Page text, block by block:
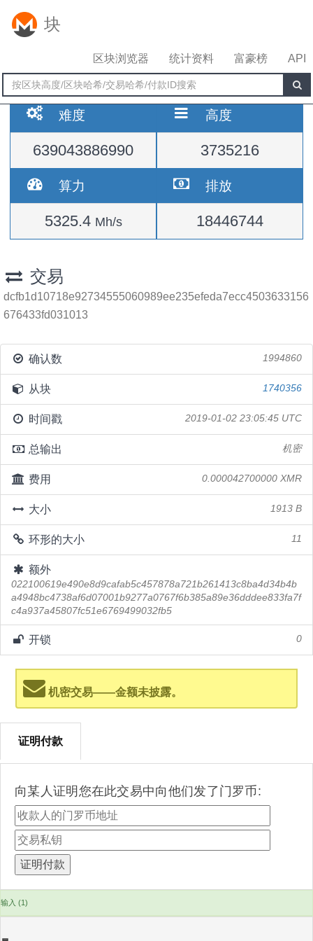
块
区块浏览器 统计资料 富豪榜 API
难度
639043886990
高度
3735216
算力
5325.4 Mh/s
排放
18446744
交易
dcfb1d10718e92734555060989ee235efeda7ecc4503633156
676433fd031013
确认数 1994860
从块 1740356
时间戳 2019-01-02 23:05:45 UTC
总输出 机密
费用 0.000042700000 XMR
大小 1913 B
环形的大小 11
额外
022100619e490e8d9cafab5c457878a721b261413c8ba4d34b4b
a4948bc4738af6d07001b9277a0767f6b385a89e36dddee833fa7f
c4a937a45807fc51e6769499032fb5
开锁 0
机密交易——金额未披露。
证明付款
向某人证明您在此交易中向他们发了门罗币:
输入 (1)